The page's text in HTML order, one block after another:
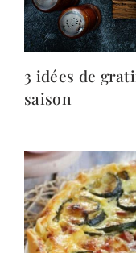
3 idées de
saison